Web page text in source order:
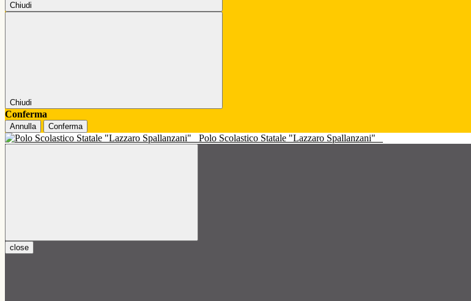
Chiudi
Chiudi
Conferma
Annulla Conferma
Polo Scolastico Statale "Lazzaro Spallanzani"
close